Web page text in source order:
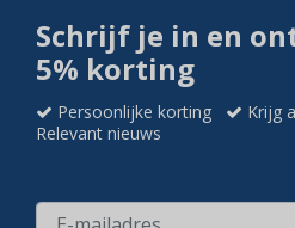
Schrijf je in en
5% korting
Persoonlijke korting
Krijg
Relevant nieuws